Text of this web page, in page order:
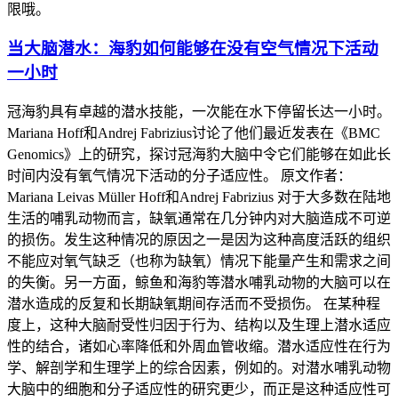
限哦。
当大脑潜水：海豹如何能够在没有空气情况下活动
一小时
冠海豹具有卓越的潜水技能，一次能在水下停留长达一小时。
Mariana Hoff和Andrej Fabrizius讨论了他们最近发表在《BMC
Genomics》上的研究，探讨冠海豹大脑中令它们能够在如此长
时间内没有氧气情况下活动的分子适应性。 原文作者：
Mariana Leivas Müller Hoff和Andrej Fabrizius 对于大多数在陆地
生活的哺乳动物而言，缺氧通常在几分钟内对大脑造成不可逆
的损伤。发生这种情况的原因之一是因为这种高度活跃的组织
不能应对氧气缺乏（也称为缺氧）情况下能量产生和需求之间
的失衡。另一方面，鲸鱼和海豹等潜水哺乳动物的大脑可以在
潜水造成的反复和长期缺氧期间存活而不受损伤。 在某种程
度上，这种大脑耐受性归因于行为、结构以及生理上潜水适应
性的结合，诸如心率降低和外周血管收缩。潜水适应性在行为
学、解剖学和生理学上的综合因素，例如的。对潜水哺乳动物
大脑中的细胞和分子适应性的研究更少，而正是这种适应性可